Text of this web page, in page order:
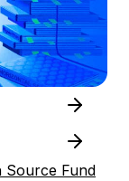
Source Fund